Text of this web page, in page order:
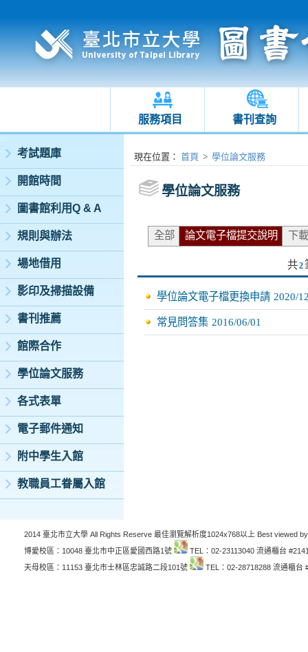
服務項目 書刊查詢
:::
考試題庫
開館時間
圖書館利用Q & A
規則與辦法
場地借用
影印及掃描設備
書刊推薦
館際合作
學位論文服務
各式表單
電子郵件通知
附中學生入館
教職員工眷屬入館
:::現在位置 ： 首頁 > 學位論文服務
學位論文服務
全部 論文電子檔提交說明 下
共2
學位論文電子檔更換申請 2020/
常見問答集 2016/06/01
2014 臺北市立大學 All Rights Reserve 最佳瀏覽解析度1024x768以上 Best viewed
博愛校區：10048 臺北市中正區愛國西路1號
TEL：02-23113040 流通櫃台
天母校區：11153 臺北市士林區忠誠路二段101號
TEL：02-28718288 流通櫃台